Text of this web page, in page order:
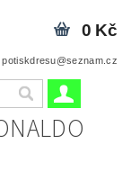
potiskdresu@seznam.cz
0 Kč